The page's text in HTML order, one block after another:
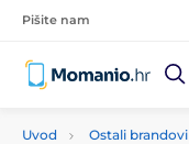
Pišite nam
Uvod Ostali brandovi